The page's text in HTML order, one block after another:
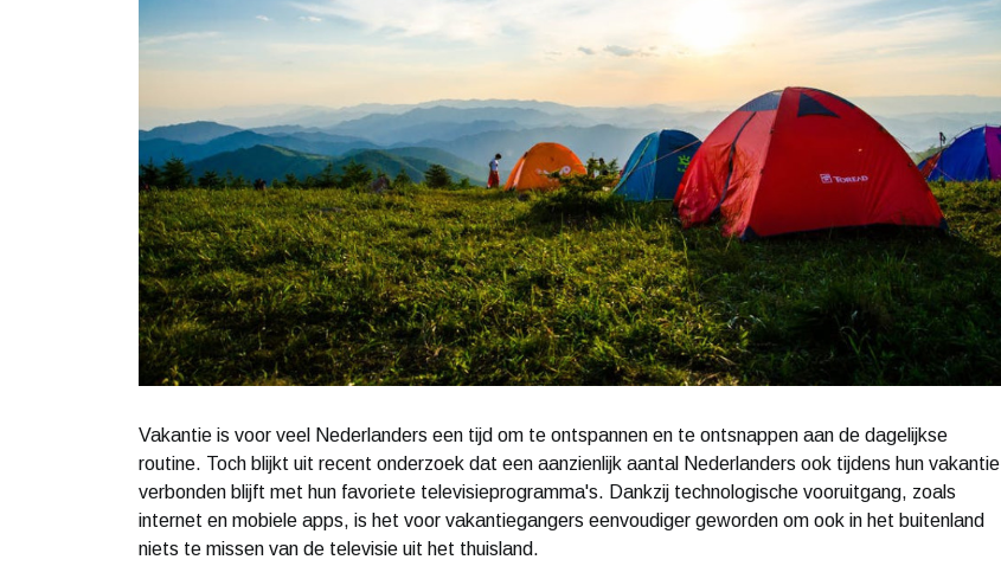
Vakantie is voor veel Nederlanders een tijd om te ontspannen en te ontsnappen aan de dagelijkse
routine. Toch blijkt uit recent onderzoek dat een aanzienlijk aantal Nederlanders ook tijdens hun vakantie
verbonden blijft met hun favoriete televisieprogramma's. Dankzij technologische vooruitgang, zoals
internet en mobiele apps, is het voor vakantiegangers eenvoudiger geworden om ook in het buitenland
niets te missen van de televisie uit het thuisland.